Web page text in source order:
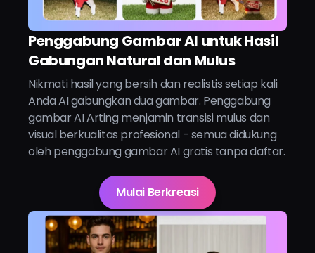
Penggabung Gambar AI untuk Hasil
Gabungan Natural dan Mulus
Nikmati hasil yang bersih dan realistis setiap kali
Anda AI gabungkan dua gambar. Penggabung
gambar AI Arting menjamin transisi mulus dan
visual berkualitas profesional - semua didukung
oleh penggabung gambar AI gratis tanpa daftar.
Mulai Berkreasi